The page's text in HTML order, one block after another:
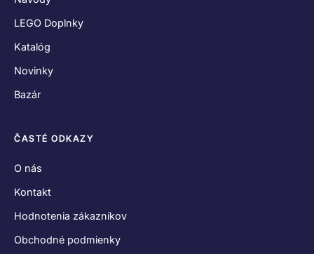
LEGO Doplnky
Katalóg
Novinky
Bazár
ČASTÉ ODKAZY
O nás
Kontakt
Hodnotenia zákazníkov
Obchodné podmienky